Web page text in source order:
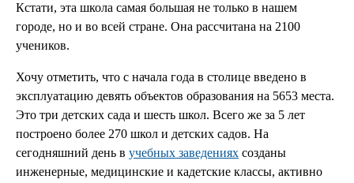
Кстати, эта школа самая большая не только в нашем
городе, но и во всей стране. Она рассчитана на 2100
учеников.
Хочу отметить, что с начала года в столице введено в
эксплуатацию девять объектов образования на 5653 места.
Это три детских сада и шесть школ. Всего же за 5 лет
построено более 270 школ и детских садов. На
сегодняшний день в учебных заведениях созданы
инженерные, медицинские и кадетские классы, активно